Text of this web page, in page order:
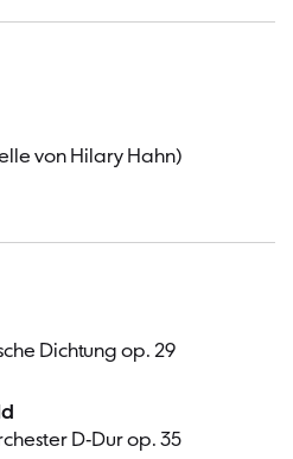
von Hilary Hahn)
Dichtung op. 29
D-Dur op. 35